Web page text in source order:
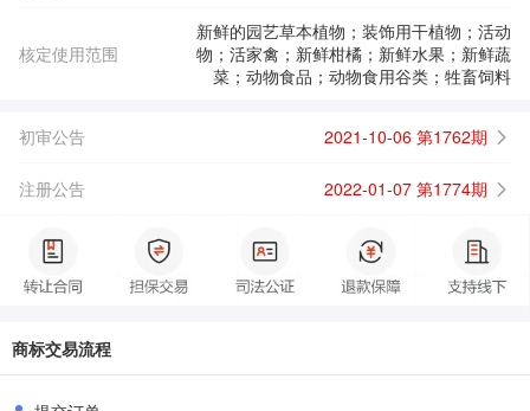
核定使用范围
新鲜的园艺草本植物；装饰用干植物；活动
物；活家禽；新鲜柑橘；新鲜水果；新鲜蔬
菜；动物食品；动物食用谷类；牲畜饲料
初审公告 2021-10-06 第1762期
注册公告 2022-01-07 第1774期
商标交易流程